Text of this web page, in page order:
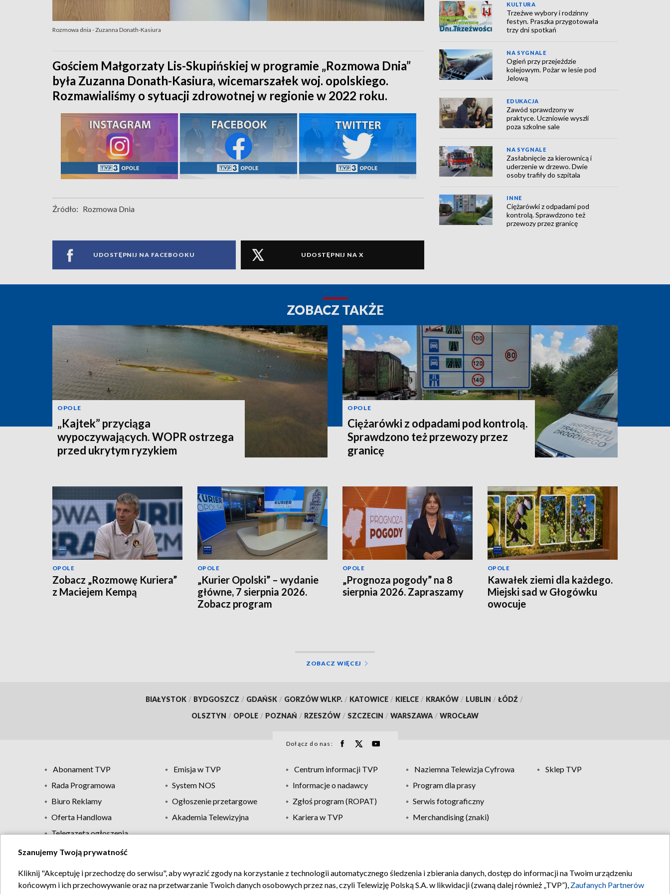
Rozmowa dnia - Zuzanna Donath-Kasiura
Gościem Małgorzaty Lis-Skupińskiej w programie „Rozmowa Dnia”
była Zuzanna Donath-Kasiura, wicemarszałek woj. opolskiego.
Rozmawialiśmy o sytuacji zdrowotnej w regionie w 2022 roku.
Źródło: Rozmowa Dnia
UDOSTĘPNIJ NA FACEBOOKU UDOSTĘPNIJ NA X
KULTURA
Trzeźwe wybory i rodzinny
festyn. Praszka przygotowała
trzy dni spotkań
NA SYGNALE
Ogień przy przejeździe
kolejowym. Pożar w lesie pod
Jelową
EDUKACJA
Zawód sprawdzony w
praktyce. Uczniowie wyszli
poza szkolne sale
NA SYGNALE
Zasłabnięcie za kierownicą i
uderzenie w drzewo. Dwie
osoby trafiły do szpitala
INNE
Ciężarówki z odpadami pod
kontrolą. Sprawdzono też
przewozy przez granicę
ZOBACZ TAKŻE
OPOLE
„Kajtek” przyciąga
wypoczywających. WOPR ostrzega
przed ukrytym ryzykiem
OPOLE
Ciężarówki z odpadami pod kontrolą.
Sprawdzono też przewozy przez
granicę
OPOLE
Zobacz „Rozmowę Kuriera”
z Maciejem Kempą
OPOLE
„Kurier Opolski” – wydanie
główne, 7 sierpnia 2026.
Zobacz program
OPOLE
„Prognoza pogody” na 8
sierpnia 2026. Zapraszamy
OPOLE
Kawałek ziemi dla każdego.
Miejski sad w Głogówku
owocuje
ZOBACZ WIĘCEJ
BIAŁYSTOK / BYDGOSZCZ / GDAŃSK / GORZÓW WLKP. / KATOWICE / KIELCE / KRAKÓW / LUBLIN / ŁÓDŹ /
OLSZTYN / OPOLE / POZNAŃ / RZESZÓW / SZCZECIN / WARSZAWA / WROCŁAW
Dołącz do nas:
Abonament TVP Emisja w TVP Centrum informacji TVP Naziemna Telewizja Cyfrowa
Sklep TVP
Rada Programowa
System NOS Informacje o nadawcy
Program dla prasy
Biuro Reklamy
Ogłoszenie przetargowe Zgłoś program (ROPAT)
Serwis fotograficzny
Oferta Handlowa
Akademia Telewizyjna Kariera w TVP
Merchandising (znaki)
Telegazeta ogłoszenia
Regulamin TVP Polityka prywatności Moje zgody Pomoc Biuro reklamy Kontakt
Szanujemy Twoją prywatność
Kliknij "Akceptuję i przechodzę do serwisu", aby wyrazić zgody na korzystanie z technologii automatycznego śledzenia i zbierania danych, dostęp do informacji na Twoim urządzeniu
końcowym i ich przechowywanie oraz na przetwarzanie Twoich danych osobowych przez nas, czyli Telewizję Polską S.A. w likwidacji (zwaną dalej również „TVP”), Zaufanych Partnerów